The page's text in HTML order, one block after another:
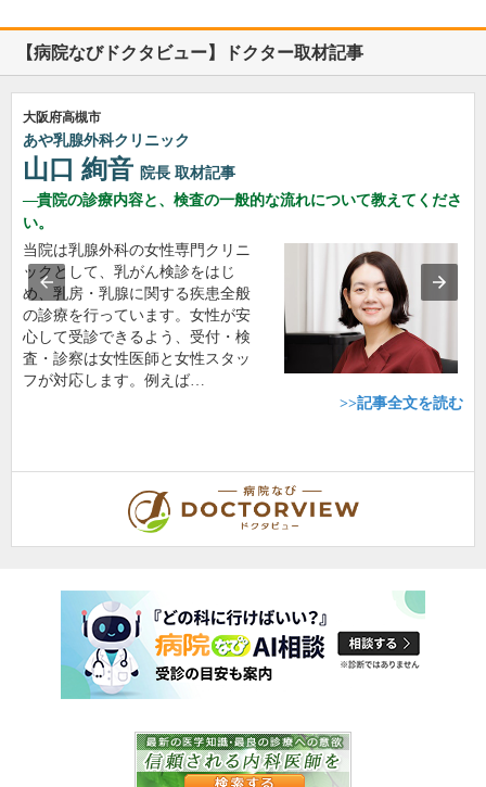
【病院なびドクタビュー】ドクター取材記事
大阪府高槻市
あや乳腺外科クリニック
山口 絢音 院長 取材記事
貴院の診療内容と、検査の一般的な流れについて教えてくださ
い。
当院は乳腺外科の女性専門クリニ
ックとして、乳がん検診をはじ
め、乳房・乳腺に関する疾患全般
の診療を行っています。女性が安
心して受診できるよう、受付・検
査・診察は女性医師と女性スタッ
フが対応します。例えば…
>>記事全文を読む